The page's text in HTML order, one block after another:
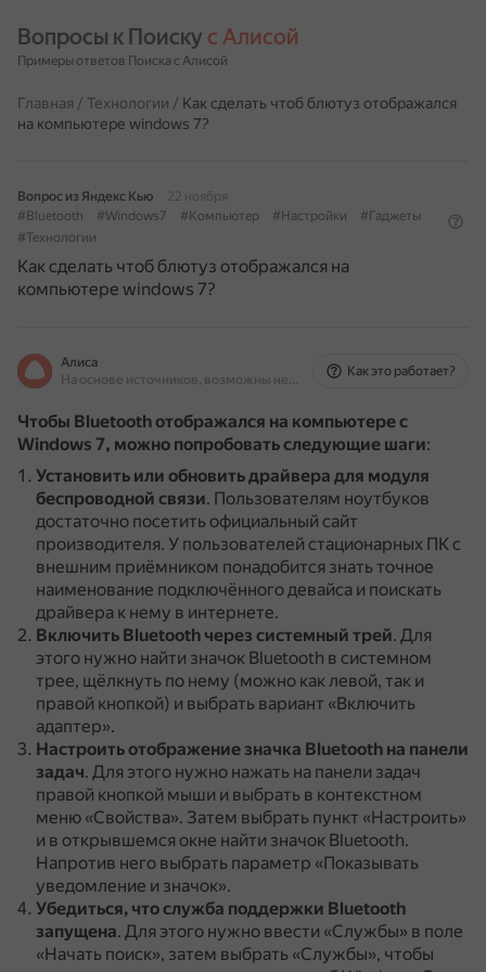
Вопросы к Поиску с Алисой
Примеры ответов Поиска с Алисой
Главная / Технологии / Как сделать чтоб блютуз отображался
на компьютере windows 7?
Вопрос из Яндекс Кью
22 ноября
#Bluetooth
#Windows7 #Компьютер #Настройки
#Гаджеты
#Технологии
Как сделать чтоб блютуз отображался на
компьютере windows 7?
Алиса
На основе источников, возможны неточности
Как это работает?
Чтобы Bluetooth отображался на компьютере с
Windows 7, можно попробовать следующие шаги:
Установить или обновить драйвера для модуля
беспроводной связи. Пользователям ноутбуков
достаточно посетить официальный сайт
производителя. У пользователей стационарных ПК с
внешним приёмником понадобится знать точное
наименование подключённого девайса и поискать
драйвера к нему в интернете.
Включить Bluetooth через системный трей. Для
этого нужно найти значок Bluetooth в системном
трее, щёлкнуть по нему (можно как левой, так и
правой кнопкой) и выбрать вариант «Включить
адаптер».
Настроить отображение значка Bluetooth на панели
задач. Для этого нужно нажать на панели задач
правой кнопкой мыши и выбрать в контекстном
меню «Свойства». Затем выбрать пункт «Настроить»
и в открывшемся окне найти значок Bluetooth.
Напротив него выбрать параметр «Показывать
уведомление и значок».
Убедиться, что служба поддержки Bluetooth
запущена. Для этого нужно ввести «Службы» в поле
«Начать поиск», затем выбрать «Службы», чтобы